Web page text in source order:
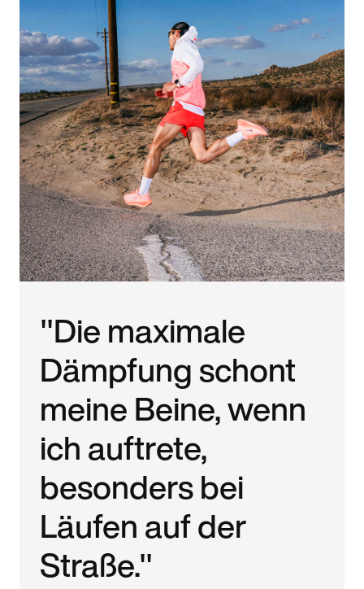
"Die maximale
Dämpfung schont
meine Beine, wenn
ich auftrete,
besonders bei
Läufen auf der
Straße."